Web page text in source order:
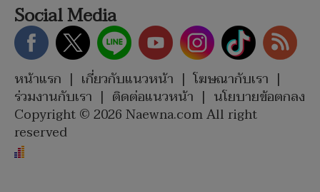
Social Media
หน้าแรก | เกี่ยวกับแนวหน้า | โฆษณากับเรา |
ร่วมงานกับเรา | ติดต่อแนวหน้า | นโยบายข้อตกลง
Copyright © 2026 Naewna.com All right
reserved